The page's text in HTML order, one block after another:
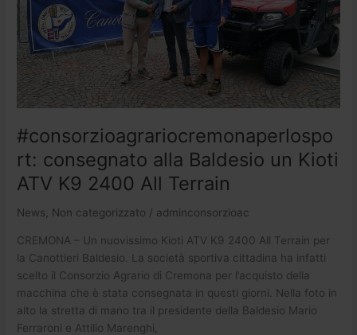
#consorzioagrariocremonaperlospo
rt: consegnato alla Baldesio un Kioti
ATV K9 2400 All Terrain
News Non categorizzato / adminconsorzioac
CREMONA – Un nuovissimo Kioti ATV K9 2400 All Terrain per
la Canottieri Baldesio. La società sportiva cittadina ha infatti
scelto il Consorzio Agrario di Cremona per l’acquisto della
macchina che è stata consegnata in questi giorni. Nella foto in
alto la stretta di mano tra il presidente della Baldesio Mario
Ferraroni e Attilio Marenghi,
K9
2400
All
Terrain